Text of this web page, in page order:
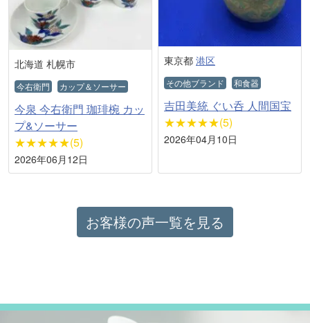
北海道 札幌市
今右衛門 カップ＆ソーサー
今泉 今右衛門 珈琲椀 カッ
プ&ソーサー
★★★★★(5)
2026年06月12日
東京都 港区
その他ブランド 和食器
吉田美統 ぐい呑 人間国宝
★★★★★(5)
2026年04月10日
お客様の声一覧を見る